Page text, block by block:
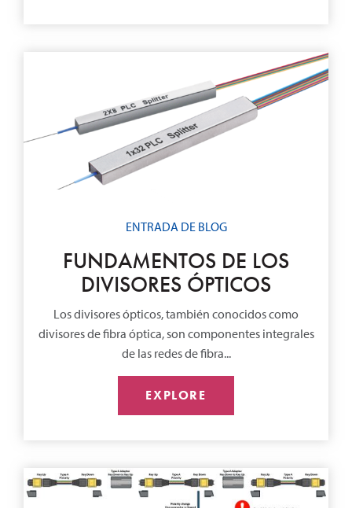
ENTRADA DE BLOG
FUNDAMENTOS DE LOS
DIVISORES ÓPTICOS
Los divisores ópticos, también conocidos como
divisores de fibra óptica, son componentes integrales
de las redes de fibra...
EXPLORE